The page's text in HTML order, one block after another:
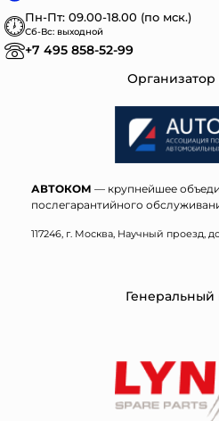
Пн-Пт: 09.00-18.00 (по мск.)
Сб-Вс: выходной
+7 495 858-52-99
АВТОКОМ — крупнейшее
послегарантийного
117246, г. Москва, Научный проезд,
Генеральный